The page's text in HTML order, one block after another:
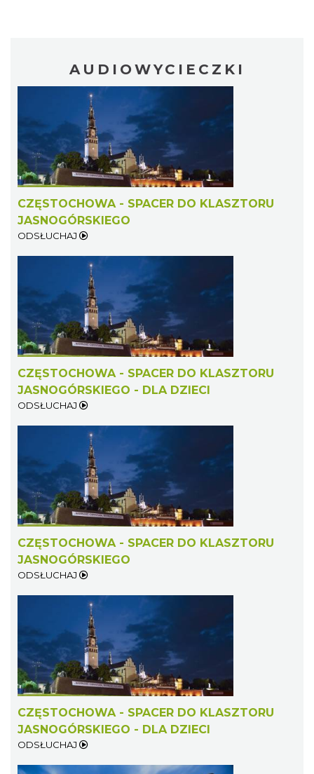
AUDIOWYCIECZKI
CZĘSTOCHOWA - SPACER DO KLASZTORU
JASNOGÓRSKIEGO
ODSŁUCHAJ
CZĘSTOCHOWA - SPACER DO KLASZTORU
JASNOGÓRSKIEGO - DLA DZIECI
ODSŁUCHAJ
CZĘSTOCHOWA - SPACER DO KLASZTORU
JASNOGÓRSKIEGO
ODSŁUCHAJ
CZĘSTOCHOWA - SPACER DO KLASZTORU
JASNOGÓRSKIEGO - DLA DZIECI
ODSŁUCHAJ